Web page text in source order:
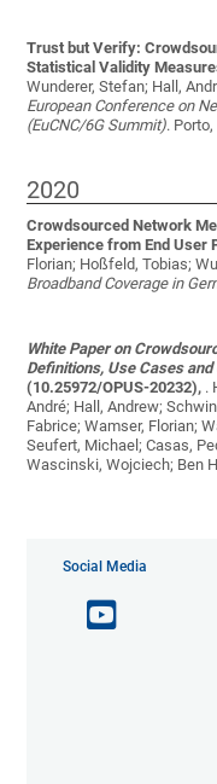
Trust but Verify:
Statistical Validity
Wunderer, Stefan; Hall,
European Conference on
(EuCNC/6G Summit).
2020
Crowdsourced Network
Experience from End User
Florian; Hoßfeld, Tobias;
Broadband Coverage in
White Paper on
Definitions, Use Cases and
(10.25972/OPUS-20232), .
André; Hall, Andrew;
Fabrice; Wamser, Florian;
Seufert, Michael; Casas,
Wascinski, Wojciech; Ben
Social Media